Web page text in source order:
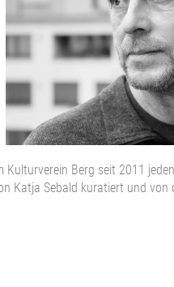
Berg seit 2011
Katja Sebald kuratiert und von